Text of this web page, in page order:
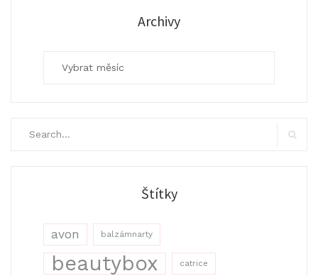
Archivy
Štítky
avon balzámnarty
beautybox catrice